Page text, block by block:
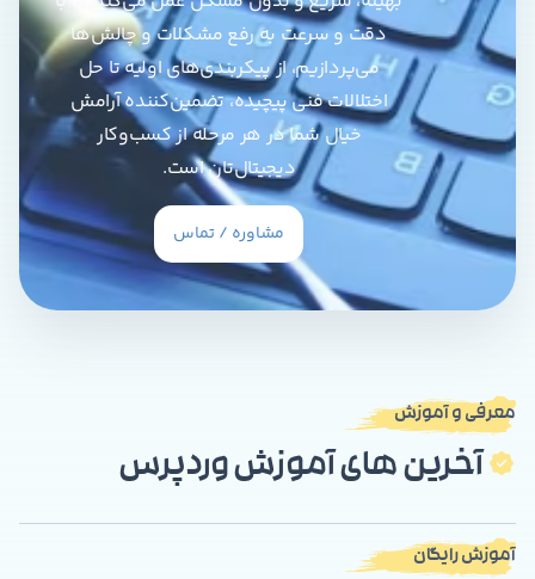
دقت و سرعت به رفع مشکلات و چالش‌ها
می‌پردازیم، از پیکربندی‌های اولیه تا حل
اختلالات فنی پیچیده، تضمین‌کننده آرامش
خیال شما در هر مرحله از کسب‌وکار
دیجیتال‌تان است.
مشاوره / تماس
معرفی و آموزش
آخرین های آموزش وردپرس
آموزش رایگان